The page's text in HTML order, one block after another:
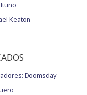
Keaton
Doomsday